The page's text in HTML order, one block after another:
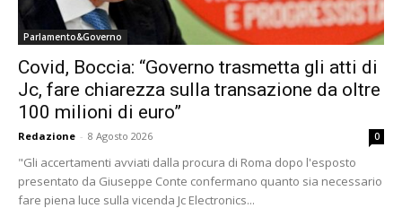
Parlamento&Governo
Covid, Boccia: “Governo trasmetta gli atti di
Jc, fare chiarezza sulla transazione da oltre
100 milioni di euro”
Redazione - 8 Agosto 2026 0
"Gli accertamenti avviati dalla procura di Roma dopo l'esposto
presentato da Giuseppe Conte confermano quanto sia necessario
fare piena luce sulla vicenda Jc Electronics...